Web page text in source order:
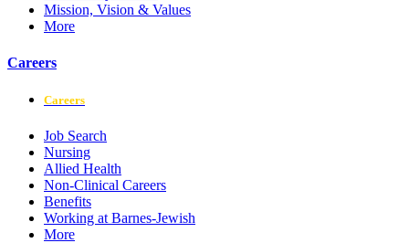
Mission, Vision & Values
More
Careers
Careers
Job Search
Nursing
Allied Health
Non-Clinical Careers
Benefits
Working at Barnes-Jewish
More